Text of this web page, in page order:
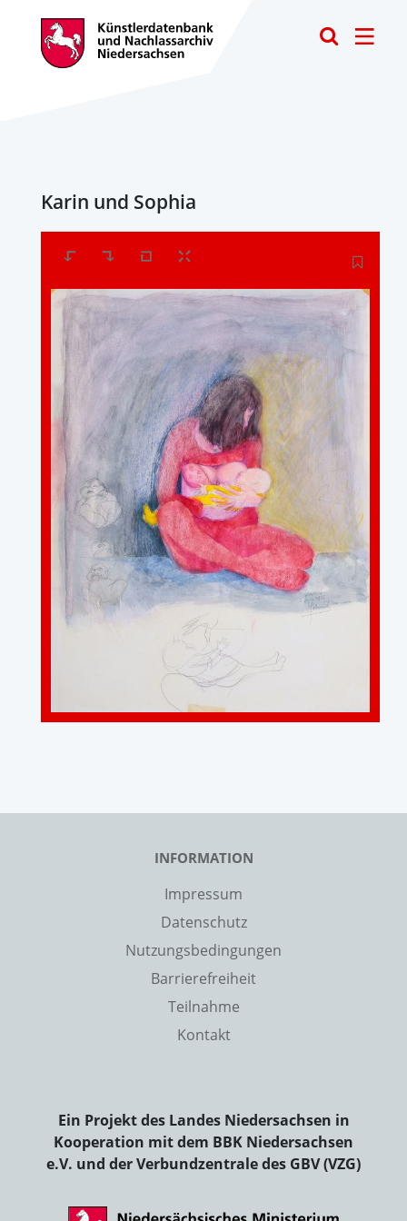
Karin und Sophia
INFORMATION
Impressum
Datenschutz
Nutzungsbedingungen
Barrierefreiheit
Teilnahme
Kontakt
Ein Projekt des Landes Niedersachsen in
Kooperation mit dem BBK Niedersachsen
e.V. und der Verbundzentrale des GBV (VZG)